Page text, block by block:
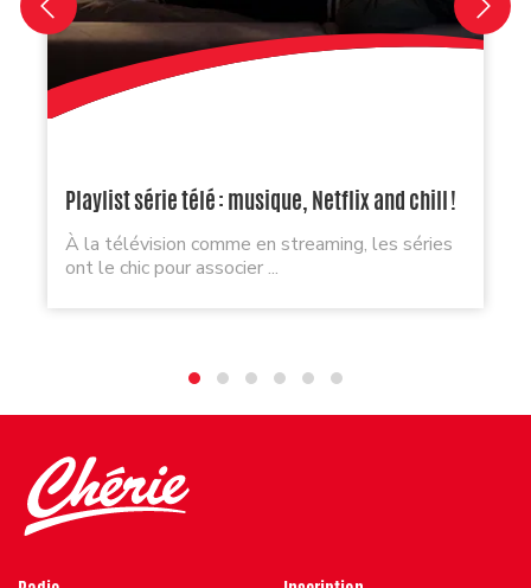
Playlist série télé : musique, Netflix and chill !
À la télévision comme en streaming, les séries
ont le chic pour associer ...